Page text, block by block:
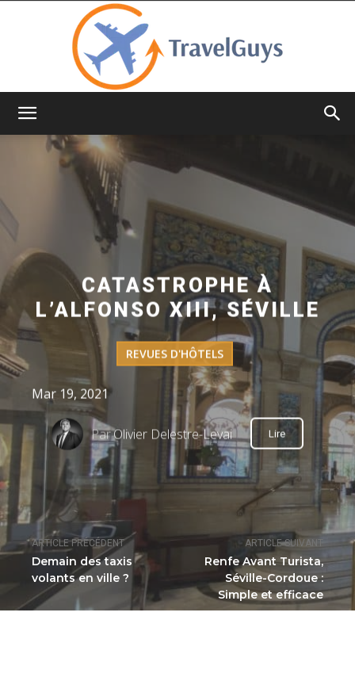
ARTICLE PRÉCÉDENT
Demain des taxis
volants en ville ?
ARTICLE SUIVANT
Renfe Avant Turista,
Séville-Cordoue :
Simple et efficace
CATASTROPHE À
L’ALFONSO XIII, SÉVILLE
REVUES D'HÔTELS
Mar 19, 2021
ParOlivier Delestre-Levai Lire